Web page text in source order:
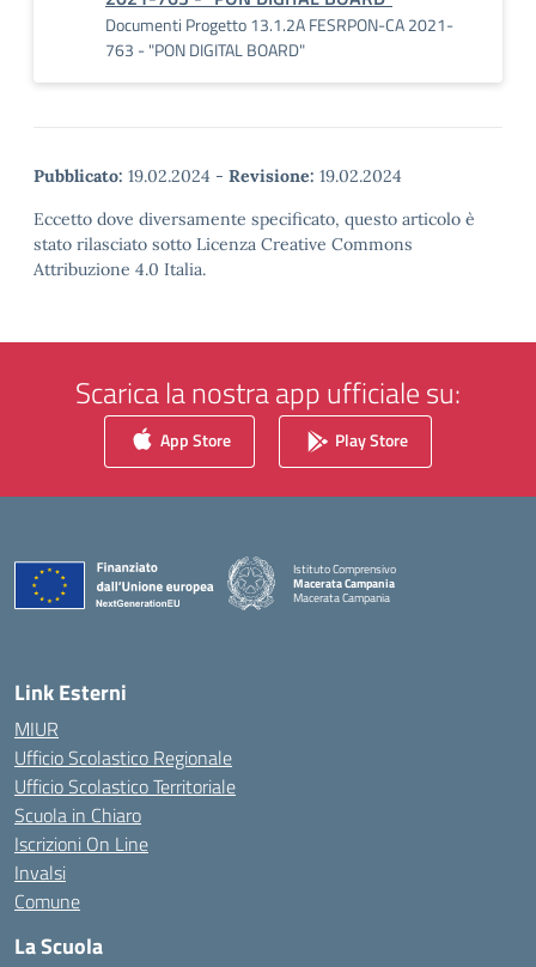
Documenti Progetto 13.1.2A FESRPON-CA 2021-
763 - "PON DIGITAL BOARD"
Pubblicato: 19.02.2024 - Revisione: 19.02.2024
Eccetto dove diversamente specificato, questo articolo è
stato rilasciato sotto Licenza Creative Commons
Attribuzione 4.0 Italia.
Scarica la nostra app ufficiale su:
App Store Play Store
Istituto Comprensivo
Macerata Campania
Macerata Campania
— Visita la pagina iniziale della scuola
Link Esterni
MIUR
Ufficio Scolastico Regionale
Ufficio Scolastico Territoriale
Scuola in Chiaro
Iscrizioni On Line
Invalsi
Comune
La Scuola